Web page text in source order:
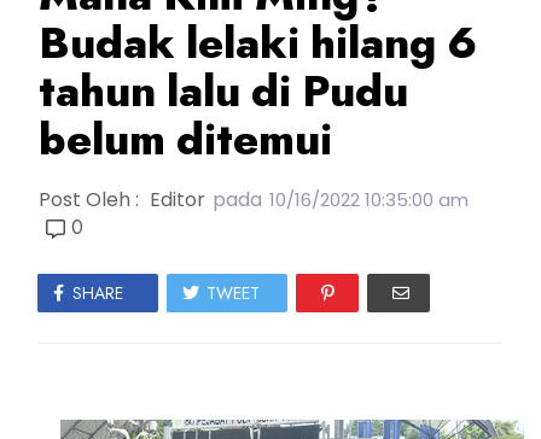
Budak lelaki hilang 6
tahun lalu di Pudu
belum ditemui
Post Oleh : Editor pada 10/16/2022 10:35:00 am
0
SHARE TWEET